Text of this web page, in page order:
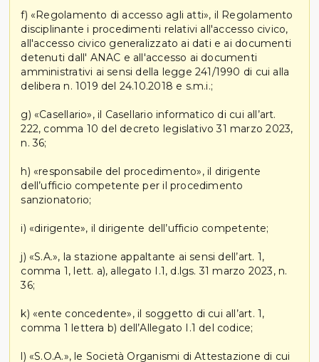
f) «Regolamento di accesso agli atti», il Regolamento
disciplinante i procedimenti relativi all'accesso civico,
all'accesso civico generalizzato ai dati e ai documenti
detenuti dall' ANAC e all'accesso ai documenti
amministrativi ai sensi della legge 241/1990 di cui alla
delibera n. 1019 del 24.10.2018 e s.m.i.;
g) «Casellario», il Casellario informatico di cui all’art.
222, comma 10 del decreto legislativo 31 marzo 2023,
n. 36;
h) «responsabile del procedimento», il dirigente
dell’ufficio competente per il procedimento
sanzionatorio;
i) «dirigente», il dirigente dell’ufficio competente;
j) «S.A.», la stazione appaltante ai sensi dell’art. 1,
comma 1, lett. a), allegato I.1, d.lgs. 31 marzo 2023, n.
36;
k) «ente concedente», il soggetto di cui all’art. 1,
comma 1 lettera b) dell’Allegato I.1 del codice;
l) «S.O.A.», le Società Organismi di Attestazione di cui